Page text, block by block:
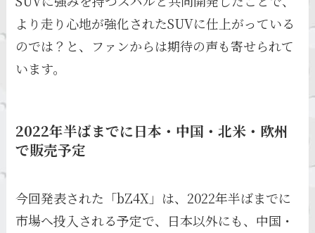
より走り心地が強化されたSUVに仕上がっている
のでは？と、ファンからは期待の声も寄せられて
います。
2022年半ばまでに日本・中国・北米・欧州
で販売予定
今回発表された「bZ4X」は、2022年半ばまでに
市場へ投入される予定で、日本以外にも、中国・